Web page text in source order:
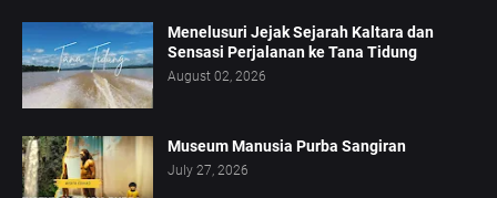
Menelusuri Jejak Sejarah Kaltara dan
Sensasi Perjalanan ke Tana Tidung
August 02, 2026
Museum Manusia Purba Sangiran
July 27, 2026